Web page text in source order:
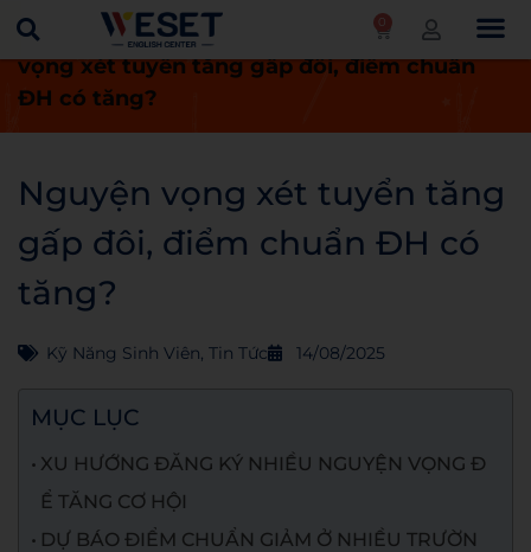
0
Trang chủ Kỹ năng sinh viên
Nguyện
vọng xét tuyển tăng gấp đôi, điểm chuẩn
ĐH có tăng?
Nguyện vọng xét tuyển tăng
gấp đôi, điểm chuẩn ĐH có
tăng?
Kỹ Năng Sinh Viên, Tin Tức 14/08/2025
MỤC LỤC
XU HƯỚNG ĐĂNG KÝ NHIỀU NGUYỆN VỌNG Đ
Ể TĂNG CƠ HỘI
DỰ BÁO ĐIỂM CHUẨN GIẢM Ở NHIỀU TRƯỜN